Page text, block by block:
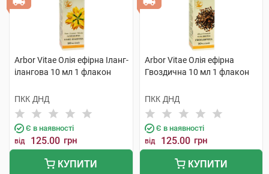
Arbor Vitae Олія ефірна Іланг-
ілангова 10 мл 1 флакон
ПКК ДНД
Є в наявності
від 125.00 грн
КУПИТИ
Arbor Vitae Олія ефірна
Гвоздична 10 мл 1 флакон
ПКК ДНД
Є в наявності
від 125.00 грн
КУПИТИ